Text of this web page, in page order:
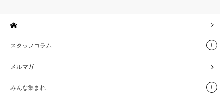
スタッフコラム
メルマガ
みんな集まれ